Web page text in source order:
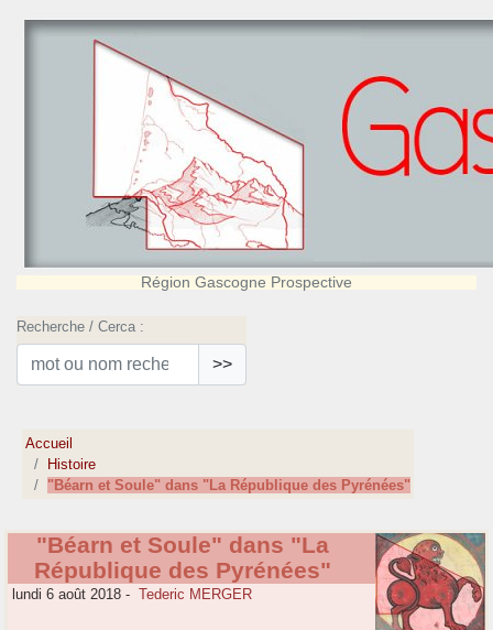
Région Gascogne Prospective
Recherche / Cerca :
>>
Accueil
Histoire
"Béarn et Soule" dans "La République des Pyrénées"
"Béarn et Soule" dans "La
République des Pyrénées"
lundi 6 août 2018 - Tederic MERGER